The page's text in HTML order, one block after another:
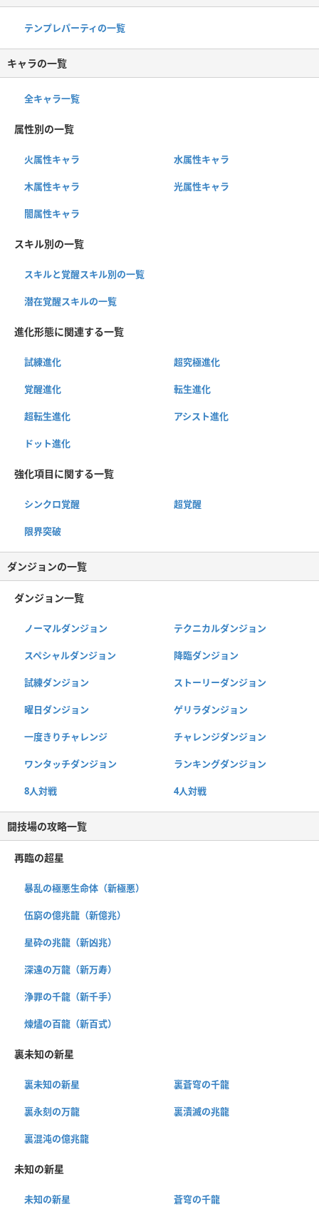
テンプレパーティの一覧
キャラの一覧
全キャラ一覧
属性別の一覧
火属性キャラ 水属性キャラ
木属性キャラ 光属性キャラ
闇属性キャラ
スキル別の一覧
スキルと覚醒スキル別の一覧
潜在覚醒スキルの一覧
進化形態に関連する一覧
試練進化 超究極進化
覚醒進化 転生進化
超転生進化 アシスト進化
ドット進化
強化項目に関する一覧
シンクロ覚醒 超覚醒
限界突破
ダンジョンの一覧
ダンジョン一覧
ノーマルダンジョン テクニカルダンジョン
スペシャルダンジョン 降臨ダンジョン
試練ダンジョン ストーリーダンジョン
曜日ダンジョン ゲリラダンジョン
一度きりチャレンジ チャレンジダンジョン
ワンタッチダンジョン ランキングダンジョン
8人対戦 4人対戦
闘技場の攻略一覧
再臨の超星
暴乱の極悪生命体（新極悪）
伍窮の億兆龍（新億兆）
星砕の兆龍（新凶兆）
深遠の万龍（新万寿）
浄罪の千龍（新千手）
煉燼の百龍（新百式）
裏未知の新星
裏未知の新星 裏蒼穹の千龍
裏永刻の万龍 裏潰滅の兆龍
裏混沌の億兆龍
未知の新星
未知の新星 蒼穹の千龍